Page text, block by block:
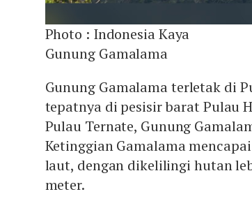
Photo : Indonesia Kaya
Gunung Gamalama
Gunung Gamalama terletak di
tepatnya di pesisir barat Pulau
Pulau Ternate, Gunung
Ketinggian Gamalama
laut, dengan dikelilingi hutan
meter.